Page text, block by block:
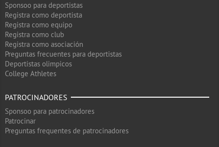
Sponsoo para deportistas
Registra como deportista
Registra como equipo
Registra como club
Registra como asociación
Preguntas frecuentes para deportistas
Deportistas olimpicos
College Athletes
PATROCINADORES
Sponsoo para patrocinadores
Patrocinar
Preguntas frequentes de patrocinadores